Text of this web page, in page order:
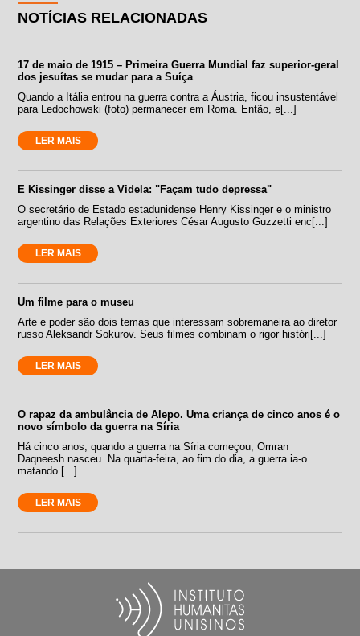
NOTÍCIAS RELACIONADAS
17 de maio de 1915 – Primeira Guerra Mundial faz superior-geral
dos jesuítas se mudar para a Suíça
Quando a Itália entrou na guerra contra a Áustria, ficou insustentável
para Ledochowski (foto) permanecer em Roma. Então, e[...]
LER MAIS
E Kissinger disse a Videla: "Façam tudo depressa"
O secretário de Estado estadunidense Henry Kissinger e o ministro
argentino das Relações Exteriores César Augusto Guzzetti enc[...]
LER MAIS
Um filme para o museu
Arte e poder são dois temas que interessam sobremaneira ao diretor
russo Aleksandr Sokurov. Seus filmes combinam o rigor históri[...]
LER MAIS
O rapaz da ambulância de Alepo. Uma criança de cinco anos é o
novo símbolo da guerra na Síria
Há cinco anos, quando a guerra na Síria começou, Omran
Daqneesh nasceu. Na quarta-feira, ao fim do dia, a guerra ia-o
matando [...]
LER MAIS